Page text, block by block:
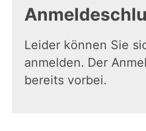
Leider können Sie
anmelden. Der
bereits vorbei.